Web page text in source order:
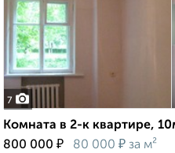
7
Комната в 2-к квартире,
800 000 ₽ 80 000 ₽ за м²